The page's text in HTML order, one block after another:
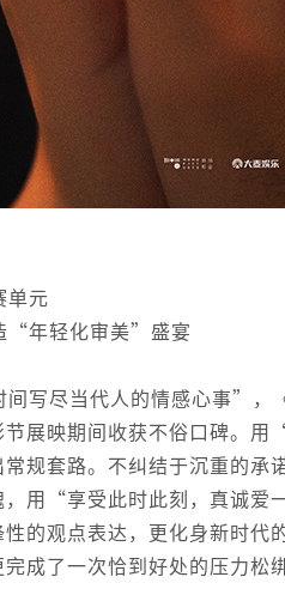
单元
“年轻化审美”盛宴
间写尽当代人的情感心事”，
节展映期间收获不俗口碑。
规套路。不纠结于沉重的
，用“享受此时此刻，真诚
性的观点表达，更化身新时
完成了一次恰到好处的压力